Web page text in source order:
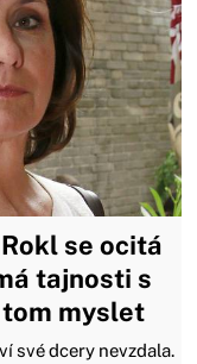
se ocitá
tajnosti s
tom myslet
své dcery nevzdala.